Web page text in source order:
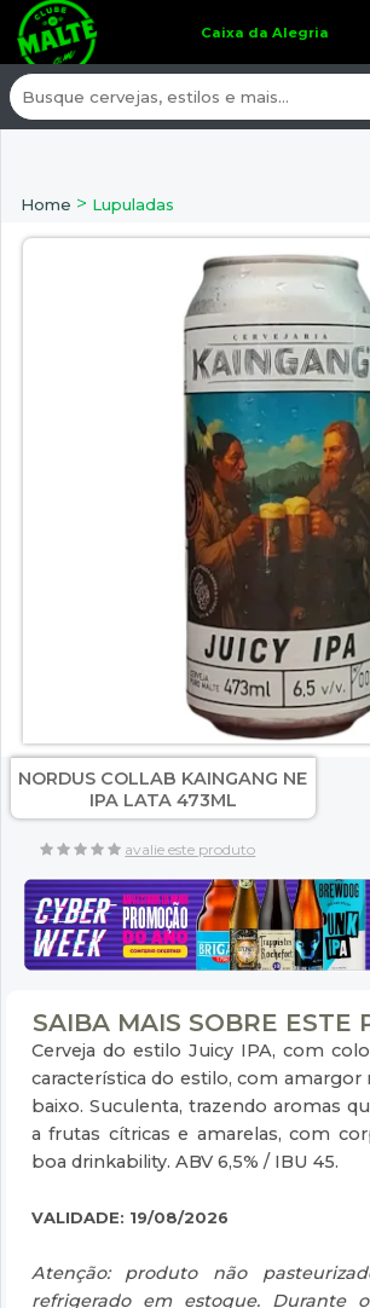
Caixa da Alegria
Home > Lupuladas
NORDUS COLLAB KAINGANG NE
IPA LATA 473ML
avalie este produto
SAIBA MAIS SOBRE ESTE
Cerveja do estilo Juicy IPA, com
característica do estilo, com amargor
baixo. Suculenta, trazendo aromas
a frutas cítricas e amarelas, com
boa drinkability. ABV 6,5% / IBU 45.
VALIDADE: 19/08/2026
Atenção: produto não
refrigerado em estoque. Durante